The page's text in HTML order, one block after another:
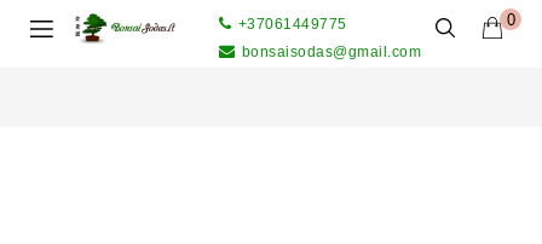
0
+37061449775
bonsaisodas@gmail.com